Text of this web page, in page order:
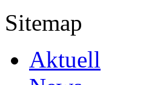
Sitemap
Aktuell